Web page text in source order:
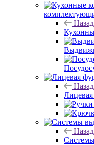
Назад
Назад
Назад